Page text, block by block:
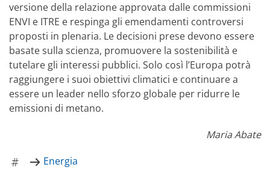
versione della relazione approvata dalle commissioni
ENVI e ITRE e respinga gli emendamenti controversi
proposti in plenaria. Le decisioni prese devono essere
basate sulla scienza, promuovere la sostenibilità e
tutelare gli interessi pubblici. Solo così l’Europa potrà
raggiungere i suoi obiettivi climatici e continuare a
essere un leader nello sforzo globale per ridurre le
emissioni di metano.
Maria Abate
Energia